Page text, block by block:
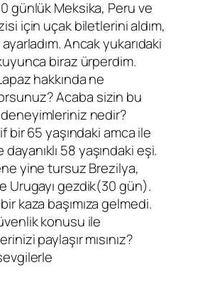
günlük Meksika, Peru ve
için uçak biletlerini aldım,
Ancak yukarıdaki
biraz ürperdim.
hakkında ne
Acaba sizin bu
nedir?
bir 65 yaşındaki amca ile
58 yaşındaki eşi.
yine tursuz Brezilya,
Urugayı gezdik(30 gün).
kaza başımıza gelmedi.
konusu ile
paylaşır mısınız?